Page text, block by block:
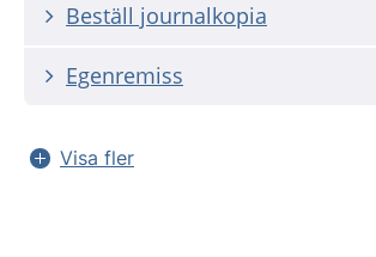
Beställ journalkopia
Egenremiss
Visa fler